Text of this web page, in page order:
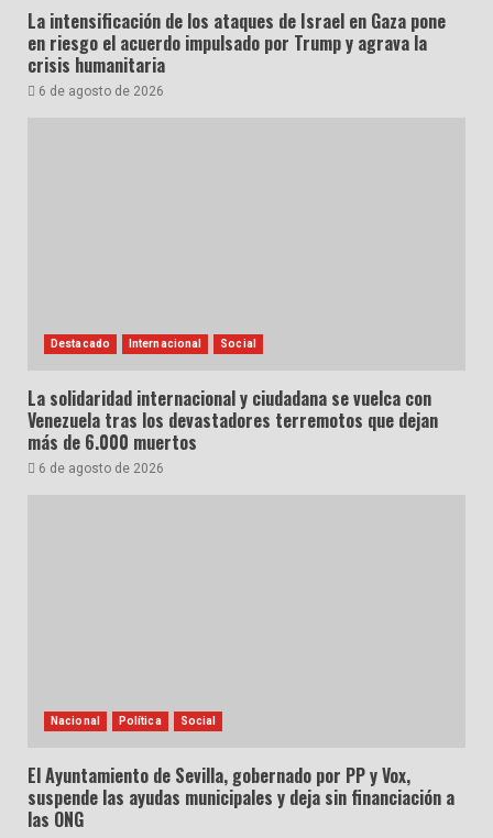
La intensificación de los ataques de Israel en Gaza pone
en riesgo el acuerdo impulsado por Trump y agrava la
crisis humanitaria
6 de agosto de 2026
Destacado Internacional Social
La solidaridad internacional y ciudadana se vuelca con
Venezuela tras los devastadores terremotos que dejan
más de 6.000 muertos
6 de agosto de 2026
Nacional Política Social
El Ayuntamiento de Sevilla, gobernado por PP y Vox,
suspende las ayudas municipales y deja sin financiación a
las ONG